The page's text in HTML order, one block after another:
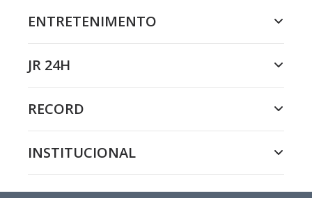
ENTRETENIMENTO
JR 24H
RECORD
INSTITUCIONAL